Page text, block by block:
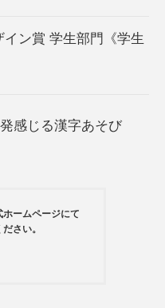
イン賞 学生部門《学生
感じる漢字あそび
ームページにて
さい。